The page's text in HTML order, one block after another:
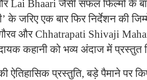
Lai Bhaari जैसी सफल फिल्मों के
के जरिए एक बार फिर निर्देशन की
गौरव और Chhatrapati Shivaji
कहानी को भव्य अंदाज में प्रस्तुत
ऐतिहासिक प्रस्तुति, बड़े पैमाने पर